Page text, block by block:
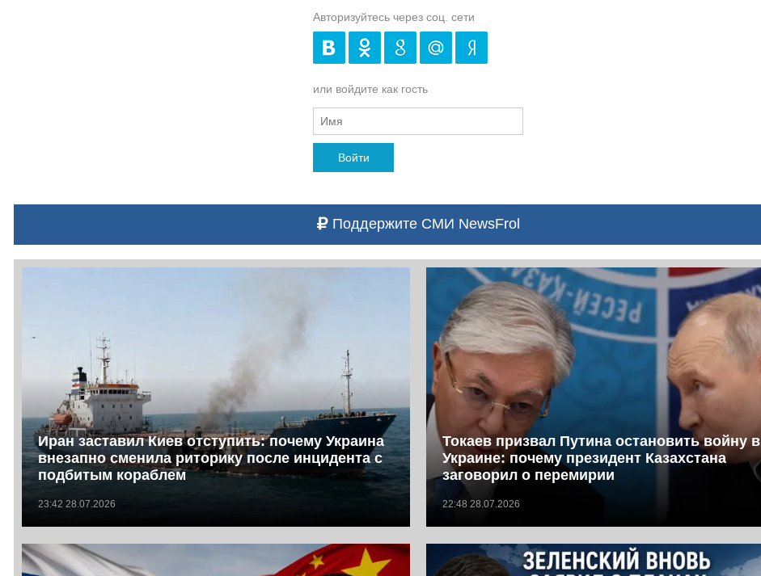
Авторизуйтесь через соц. сети
или войдите как гость
Войти
Поддержите СМИ NewsFrol
Иран заставил Киев отступить: почему Украина
внезапно сменила риторику после инцидента с
подбитым кораблем
23:42 28.07.2026
Токаев призвал Путина остановить войну в
Украине: почему президент Казахстана
заговорил о перемирии
22:48 28.07.2026